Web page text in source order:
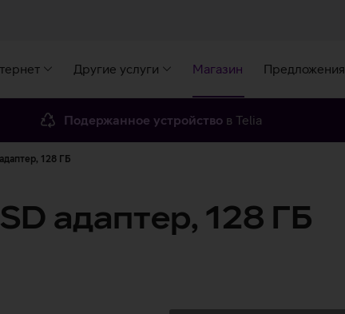
Другие услуги Магазин Предложения
Подержанное устройство в Telia
128 ГБ
адаптер, 128 ГБ